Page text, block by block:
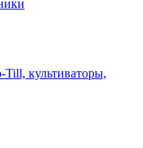
культиваторы,